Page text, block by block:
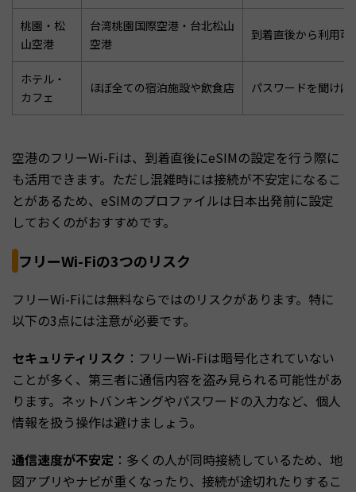
桃園・松
山空港
台湾桃園国際空港・台北松山
空港
到着直後から利用可
ホテル・
カフェ
ほぼ全ての宿泊施設や飲食店 パスワードを聞けば
空港のフリーWi-Fiは、到着直後にeSIMの設定を行う際に
も活用できます。ただし混雑時には接続が不安定になるこ
とがあるため、eSIMのプロファイルは日本出発前に設定
しておくのがおすすめです。
フリーWi-Fiの3つのリスク
フリーWi-Fiには無料ならではのリスクがあります。特に
以下の3点には注意が必要です。
セキュリティリスク ：フリーWi-Fiは暗号化されていない
ことが多く、第三者に通信内容を盗み見られる可能性があ
ります。ネットバンキングやパスワードの入力など、個人
情報を扱う操作は避けましょう。
通信速度が不安定 ：多くの人が同時接続しているため、地
図アプリやナビが重くなったり、接続が途切れたりするこ